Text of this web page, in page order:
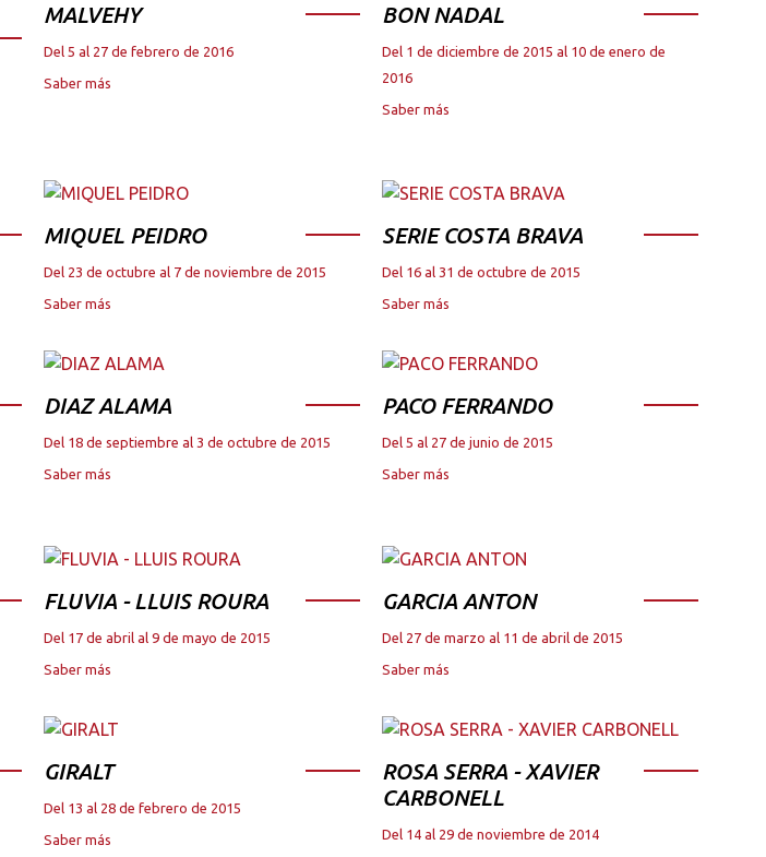
MALVEHY
Del 5 al 27 de febrero de 2016
Saber más
BON NADAL
Del 1 de diciembre de 2015 al 10 de enero de
2016
Saber más
MIQUEL PEIDRO
Del 23 de octubre al 7 de noviembre de 2015
Saber más
SERIE COSTA BRAVA
Del 16 al 31 de octubre de 2015
Saber más
DIAZ ALAMA
Del 18 de septiembre al 3 de octubre de 2015
Saber más
PACO FERRANDO
Del 5 al 27 de junio de 2015
Saber más
FLUVIA - LLUIS ROURA
Del 17 de abril al 9 de mayo de 2015
Saber más
GARCIA ANTON
Del 27 de marzo al 11 de abril de 2015
Saber más
GIRALT
Del 13 al 28 de febrero de 2015
Saber más
ROSA SERRA - XAVIER
CARBONELL
Del 14 al 29 de noviembre de 2014